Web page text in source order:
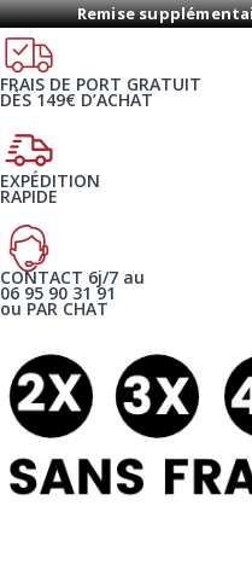
Remise
FRAIS DE PORT GRATUIT
DÈS 149€ D’ACHAT
EXPÉDITION
RAPIDE
CONTACT 6j/7 au
06 95 90 31 91
ou PAR CHAT